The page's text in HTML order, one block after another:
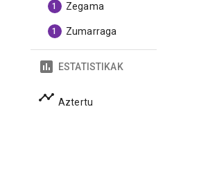
1 Zegama
1 Zumarraga
ESTATISTIKAK
Aztertu